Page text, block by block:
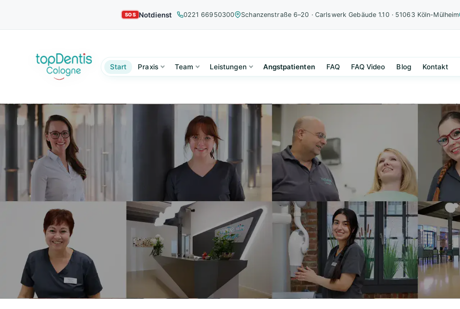
Notdienst 0221 66950300 Schanzenstraße 6–20 · Carlswerk Gebäude 1.10 · 51063 Köln-Mülheim
Start Praxis Team Leistungen Angstpatienten FAQ FAQ Video Blog Kontakt